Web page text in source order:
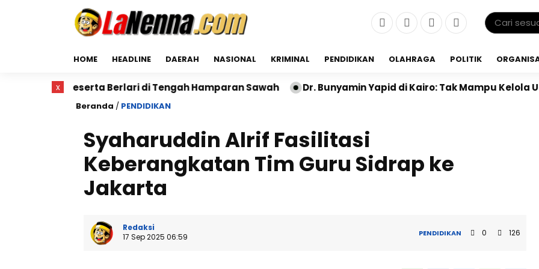
HOME HEADLINE DAERAH NASIONAL KRIMINAL PENDIDIKAN OLAHRAGA POLITIK
Berlari di Tengah Hamparan Sawah Dr. Bunyamin Yapid di Kairo: Tak Mampu Kelola Uang Bulanan,
Beranda / PENDIDIKAN
Syaharuddin Alrif Fasilitasi
Keberangkatan Tim Guru Sidrap ke
Jakarta
Redaksi
17 Sep 2025 06:59
PENDIDIKAN 0 126
x